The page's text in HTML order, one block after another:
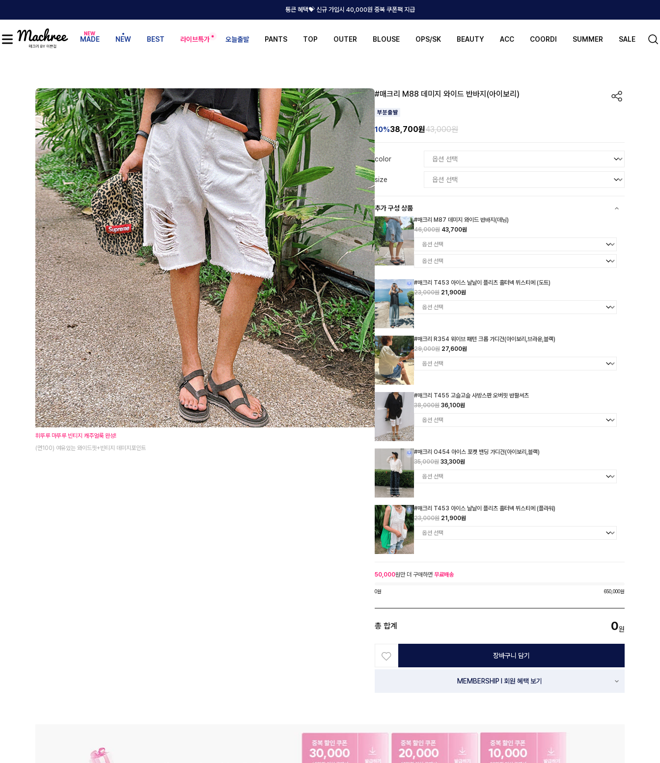
통큰 혜택💝 신규 가입시 40,000원 중복 쿠폰팩 지급
MADE NEW BEST 라이브특가 오늘출발 PANTS TOP OUTER BLOUSE OPS/SK BEAUTY ACC COORDI SUMMER SALE
휘뚜루 마뚜루 빈티지 캐주얼룩 완성!
(면100) 여유있는 와이드핏+빈티지 데미지포인트
#매크리 M88 데미지 와이드 반바지(아이보리)
10%38,700원43,000원
color
size
추가 구성 상품
#매크리 M87 데미지 와이드 반바지(데님)
46,000원 43,700원
#매크리 T453 아이스 날날이 플리츠 홀터넥 뷔스티에 (도트)
23,000원 21,900원
#매크리 R354 웨이브 패턴 크롭 가디건(아이보리,브라운,블랙)
29,000원 27,600원
#매크리 T455 고슬고슬 사방스판 오버핏 반팔셔츠
38,000원 36,100원
#매크리 O454 아이스 포켓 밴딩 가디건(아이보리,블랙)
35,000원 33,300원
#매크리 T453 아이스 날날이 플리츠 홀터넥 뷔스티에 (플라워)
23,000원 21,900원
50,000원만 더 구매하면 무료배송
0원 650,000원
총 합계 0원
장바구니 담기
MEMBERSHIP l 회원 혜택 보기